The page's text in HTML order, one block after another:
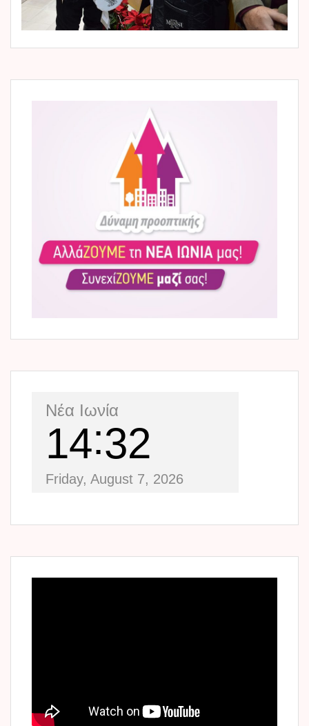
Νέα Ιωνία
14 32
Friday, August 7, 2026